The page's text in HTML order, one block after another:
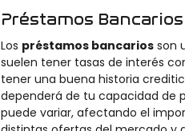
Préstamos Bancarios
Los préstamos bancarios son
suelen tener tasas de interés
tener una buena historia
dependerá de tu capacidad de
puede variar, afectando el